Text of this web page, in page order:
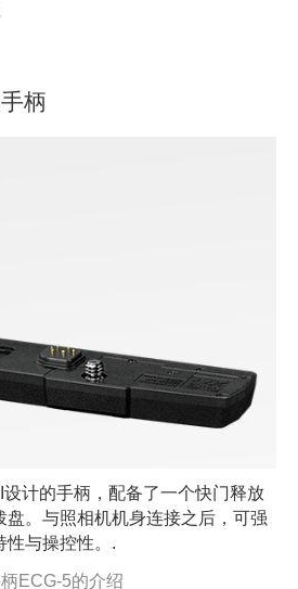
柄
计的手柄，配备了一个快门释放
盘。与照相机机身连接之后，可强
性与操控性。.
ECG-5的介绍